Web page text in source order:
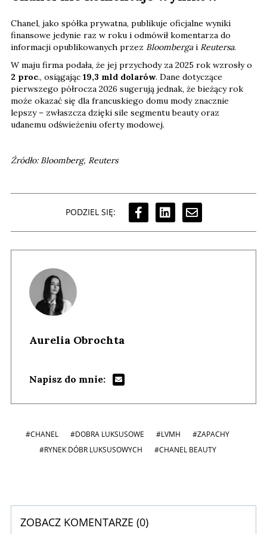
Chanel, jako spółka prywatna, publikuje oficjalne wyniki
finansowe jedynie raz w roku i odmówił komentarza do
informacji opublikowanych przez Bloombergai Reutersa.
W maju firma podała, że jej przychody za 2025 rok wzrosły o
2 proc., osiągając 19,3 mld dolarów. Dane dotyczące
pierwszego półrocza 2026 sugerują jednak, że bieżący rok
może okazać się dla francuskiego domu mody znacznie
lepszy – zwłaszcza dzięki sile segmentu beauty oraz
udanemu odświeżeniu oferty modowej.
Źródło: Bloomberg, Reuters
PODZIEL SIĘ:
Aurelia Obrochta
Napisz do mnie:
#CHANEL #DOBRA LUKSUSOWE #LVMH
#ZAPACHY
#RYNEK DÓBR LUKSUSOWYCH
#CHANEL BEAUTY
ZOBACZ KOMENTARZE (0)